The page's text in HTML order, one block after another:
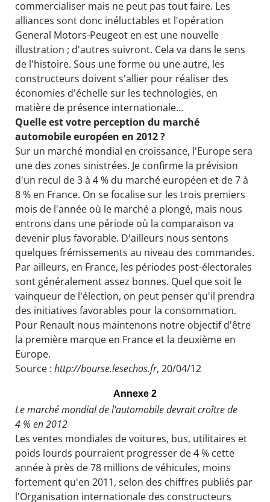
commercialiser mais ne peut pas tout faire. Les
alliances sont donc inéluctables et l'opération
General Motors-Peugeot en est une nouvelle
illustration ; d'autres suivront. Cela va dans le sens
de l'histoire. Sous une forme ou une autre, les
constructeurs doivent s'allier pour réaliser des
économies d'échelle sur les technologies, en
matière de présence internationale…
Quelle est votre perception du marché
automobile européen en 2012 ?
Sur un marché mondial en croissance, l'Europe sera
une des zones sinistrées. Je confirme la prévision
d'un recul de 3 à 4 % du marché européen et de 7 à
8 % en France. On se focalise sur les trois premiers
mois de l'année où le marché a plongé, mais nous
entrons dans une période où la comparaison va
devenir plus favorable. D'ailleurs nous sentons
quelques frémissements au niveau des commandes.
Par ailleurs, en France, les périodes post-électorales
sont généralement assez bonnes. Quel que soit le
vainqueur de l'élection, on peut penser qu'il prendra
des initiatives favorables pour la consommation.
Pour Renault nous maintenons notre objectif d'être
la première marque en France et la deuxième en
Europe.
Source : http://bourse.lesechos.fr, 20/04/12
Annexe 2
Le marché mondial de l'automobile devrait croître de
4 % en 2012
Les ventes mondiales de voitures, bus, utilitaires et
poids lourds pourraient progresser de 4 % cette
année à près de 78 millions de véhicules, moins
fortement qu'en 2011, selon des chiffres publiés par
l'Organisation internationale des constructeurs